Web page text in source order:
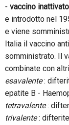
- vaccino
e introdotto nel
e viene
Italia il vaccino
somministrato. Il
combinate con
esavalente:
epatite B -
tetravalente:
trivalente: